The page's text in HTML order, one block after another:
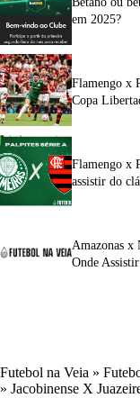
em 2025?
Flamengo x
Copa
Flamengo x
assistir do
Amazonas x
Onde
Futebol na Veia »
» Jacobinense X